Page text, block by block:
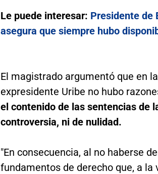
Le puede interesar: Presidente de
asegura que siempre hubo
El magistrado argumentó que en
expresidente Uribe no hubo
el contenido de las sentencias de
controversia, ni de nulidad.
"En consecuencia, al no haberse
fundamentos de derecho que, a